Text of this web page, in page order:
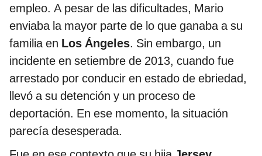
empleo. A pesar de las dificultades, Mario
enviaba la mayor parte de lo que ganaba a su
familia en Los Ángeles. Sin embargo, un
incidente en setiembre de 2013, cuando fue
arrestado por conducir en estado de ebriedad,
llevó a su detención y un proceso de
deportación. En ese momento, la situación
parecía desesperada.